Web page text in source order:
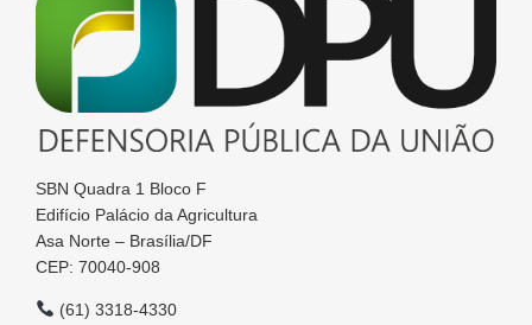
SBN Quadra 1 Bloco F
Edifício Palácio da Agricultura
Asa Norte – Brasília/DF
CEP: 70040-908
(61) 3318-4330